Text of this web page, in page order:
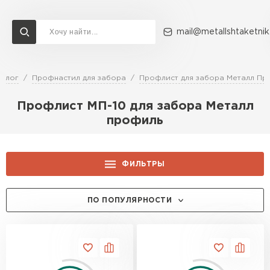
Профнастил для забора Профлист для забора Металл
Профлист МП-10 для забора Металл
профиль
ФИЛЬТРЫ
RAL 1014
ПО ПОПУЛЯРНОСТИ
Доставка и оплата Акции О компании Контакты